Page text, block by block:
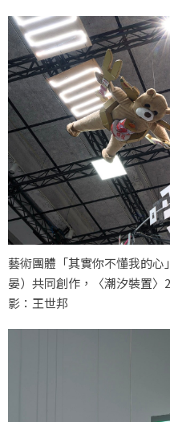
藝術團體「其實你不懂我的
晏）共同創作，〈潮汐裝置
影：王世邦